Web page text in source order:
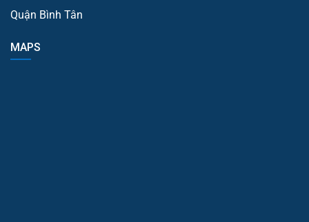
Quận Bình Tân
MAPS